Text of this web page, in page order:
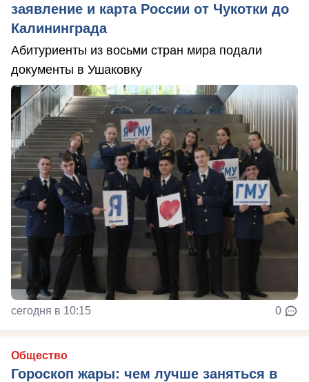
заявление и карта России от Чукотки до
Калининграда
Абитуриенты из восьми стран мира подали
документы в Ушаковку
сегодня в 10:15 0
Общество
Гороскоп жары: чем лучше заняться в